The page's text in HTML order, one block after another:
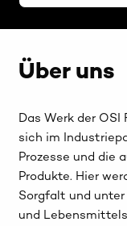
Über uns
Das Werk der OSI
sich im
Prozesse und die
Produkte. Hier
Sorgfalt und
und